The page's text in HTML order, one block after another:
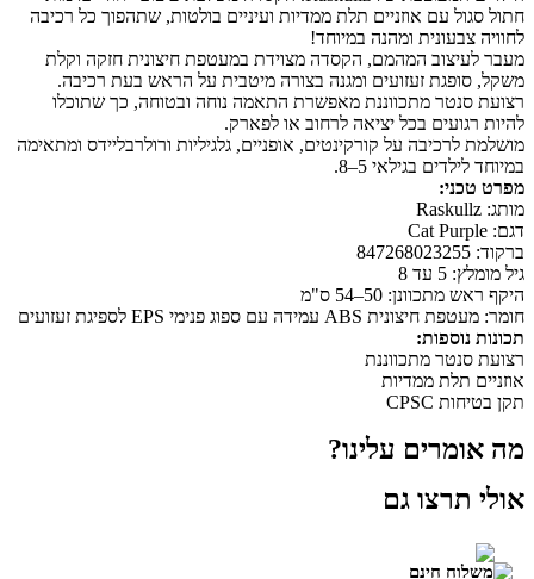
חתול סגול עם אוזניים תלת ממדיות ועיניים בולטות, שתהפוך כל רכיבה
לחוויה צבעונית ומהנה במיוחד!
מעבר לעיצוב המהמם, הקסדה מצוידת במעטפת חיצונית חזקה וקלת
משקל, סופגת זעזועים ומגנה בצורה מיטבית על הראש בעת רכיבה.
רצועת סנטר מתכווננת מאפשרת התאמה נוחה ובטוחה, כך שתוכלו
להיות רגועים בכל יציאה לרחוב או לפארק.
מושלמת לרכיבה על קורקינטים, אופניים, גלגיליות ורולרבליידס ומתאימה
במיוחד לילדים בגילאי 5–8.
מפרט טכני:
מותג: Raskullz
דגם: Cat Purple
ברקוד: 847268023255
גיל מומלץ: 5 עד 8
היקף ראש מתכוונן: 50–54 ס"מ
חומר: מעטפת חיצונית ABS עמידה עם ספוג פנימי EPS לספיגת זעזועים
תכונות נוספות:
רצועת סנטר מתכווננת
אוזניים תלת ממדיות
תקן בטיחות CPSC
מה אומרים עלינו?
אולי תרצו גם